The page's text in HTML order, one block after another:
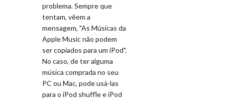
problema. Sempre que
tentam, vêem a
mensagem, "As Músicas da
Apple Music não podem
ser copiados para um iPod".
No caso, de ter alguma
música comprada no seu
PC ou Mac, pode usá-las
para o iPod shuffle e iPod